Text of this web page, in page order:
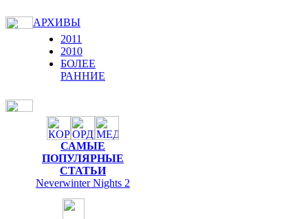
АРХИВЫ
2011
2010
БОЛЕЕ
РАННИЕ
САМЫЕ
ПОПУЛЯРНЫЕ
СТАТЬИ
Neverwinter Nights 2